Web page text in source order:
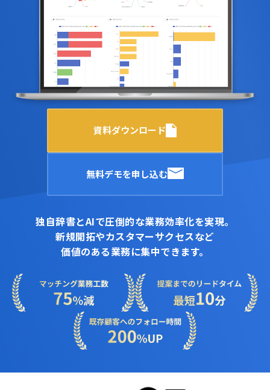
資料ダウンロード
無料デモを申し込む
独自辞書とAIで圧倒的な業務効率化を実現。
新規開拓やカスタマーサクセスなど
価値のある業務に集中できます。